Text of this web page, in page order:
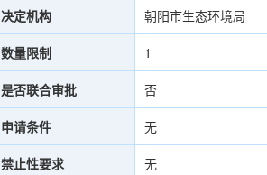
决定机构 朝阳市生态环境局
数量限制 1
是否联合审批 否
申请条件 无
禁止性要求 无